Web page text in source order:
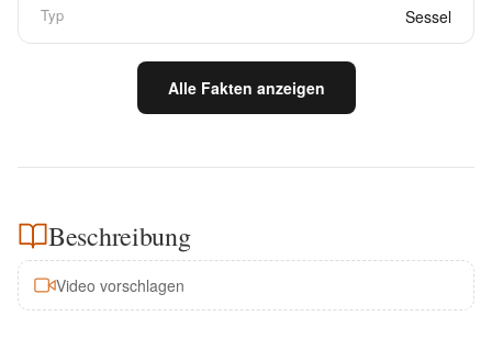
Typ Sessel
Alle Fakten anzeigen
Beschreibung
Video vorschlagen